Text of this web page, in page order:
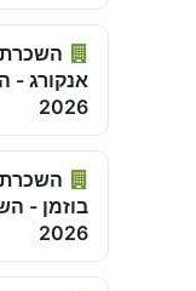
אנקורג -
2026
בוזמן -
2026